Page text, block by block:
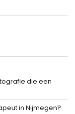
die een
in Nijmegen?